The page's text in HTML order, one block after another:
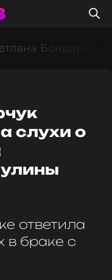
Бондарчук
слухи о
ответила
в браке с